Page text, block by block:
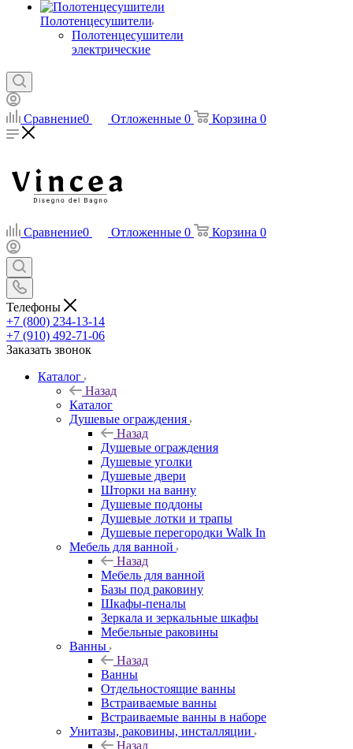
Полотенцесушители
Полотенцесушители
электрические
Сравнение0 Отложенные 0 Корзина 0
Сравнение0 Отложенные 0 Корзина 0
Телефоны
+7 (800) 234-13-14
+7 (910) 492-71-06
Заказать звонок
Каталог
Назад
Каталог
Душевые ограждения
Назад
Душевые ограждения
Душевые уголки
Душевые двери
Шторки на ванну
Душевые поддоны
Душевые лотки и трапы
Душевые перегородки Walk In
Мебель для ванной
Назад
Мебель для ванной
Базы под раковину
Шкафы-пеналы
Зеркала и зеркальные шкафы
Мебельные раковины
Ванны
Назад
Ванны
Отдельностоящие ванны
Встраиваемые ванны
Встраиваемые ванны в наборе
Унитазы, раковины, инсталляции
Назад